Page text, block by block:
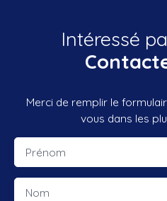
Intéressé
Merci de remplir le
vous dans les
Prénom
Nom